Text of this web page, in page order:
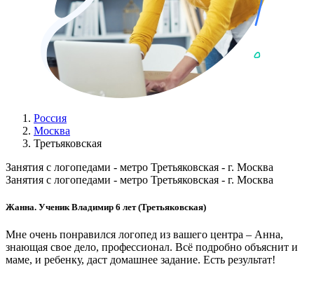
Россия
Москва
Третьяковская
Занятия с логопедами - метро Третьяковская - г. Москва
Занятия с логопедами - метро Третьяковская - г. Москва
Жанна. Ученик Владимир 6 лет (Третьяковская)
Мне очень понравился логопед из вашего центра – Анна,
знающая свое дело, профессионал. Всё подробно объяснит и
маме, и ребенку, даст домашнее задание. Есть результат!